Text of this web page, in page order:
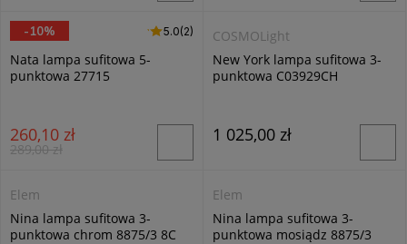
Alfa
Nata lampa sufitowa 5-
punktowa 27715
5.0 (2)
5.0(2)
260,10 zł
289,00 zł
-10%
COSMOLight
New York lampa sufitowa 3-
punktowa C03929CH
1 025,00 zł
Elem
Nina lampa sufitowa 3-
punktowa chrom 8875/3 8C
Elem
Nina lampa sufitowa 3-
punktowa mosiądz 8875/3